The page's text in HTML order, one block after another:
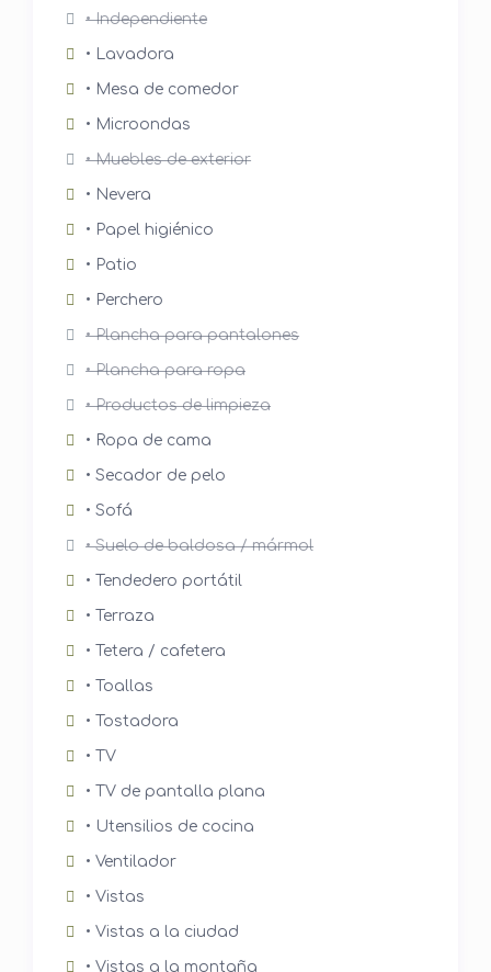
• Independiente
• Lavadora
• Mesa de comedor
• Microondas
• Muebles de exterior
• Nevera
• Papel higiénico
• Patio
• Perchero
• Plancha para pantalones
• Plancha para ropa
• Productos de limpieza
• Ropa de cama
• Secador de pelo
• Sofá
• Suelo de baldosa / mármol
• Tendedero portátil
• Terraza
• Tetera / cafetera
• Toallas
• Tostadora
• TV
• TV de pantalla plana
• Utensilios de cocina
• Ventilador
• Vistas
• Vistas a la ciudad
• Vistas a la montaña